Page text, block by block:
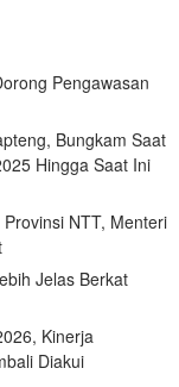
Pengawasan
Bungkam Saat
Hingga Saat Ini
NTT, Menteri
Jelas Berkat
Kinerja
Diakui